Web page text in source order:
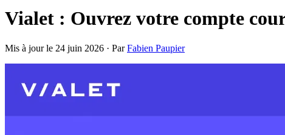
Vialet : Ouvrez votre compte
Mis à jour le 24 juin 2026 · ParFabien Paupier